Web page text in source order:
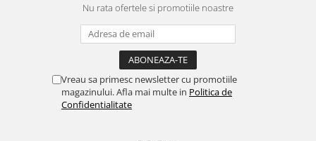
Nu rata ofertele si promotiile noastre
Vreau sa primesc newsletter cu promotiile
magazinului. Afla mai multe in Politica de
Confidentialitate